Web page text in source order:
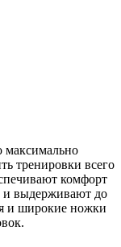
максимально
тренировки всего
комфорт
выдерживают до
и широкие ножки